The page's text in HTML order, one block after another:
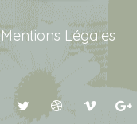
Mentions Légales